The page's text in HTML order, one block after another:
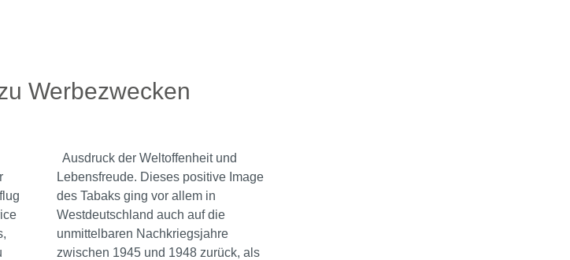
Werbezwecken
Ausdruck der Weltoffenheit und
Lebensfreude. Dieses positive Image
des Tabaks ging vor allem in
Westdeutschland auch auf die
unmittelbaren Nachkriegsjahre
zwischen 1945 und 1948 zurück, als